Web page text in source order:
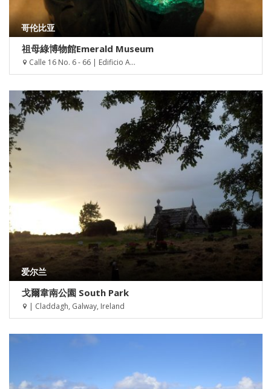
哥伦比亚
祖母綠博物館Emerald Museum
Calle 16 No. 6 - 66 | Edificio A...
爱尔兰
戈爾韋南公園 South Park
| Claddagh, Galway, Ireland